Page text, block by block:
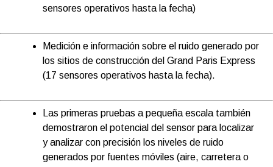
sensores operativos hasta la fecha)
Medición e información sobre el ruido generado por
los sitios de construcción del Grand Paris Express
(17 sensores operativos hasta la fecha).
Las primeras pruebas a pequeña escala también
demostraron el potencial del sensor para localizar
y analizar con precisión los niveles de ruido
generados por fuentes móviles (aire, carretera o